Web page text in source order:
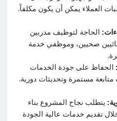
العملاء يمكن أن يكون مكلفاً.
الحاجة لتوظيف مدربين
صحيين، وموظفي خدمة
الحفاظ على جودة الخدمات
مستمرة وتحديثات دورية.
يتطلب نجاح المشروع بناء
تقديم خدمات عالية الجودة